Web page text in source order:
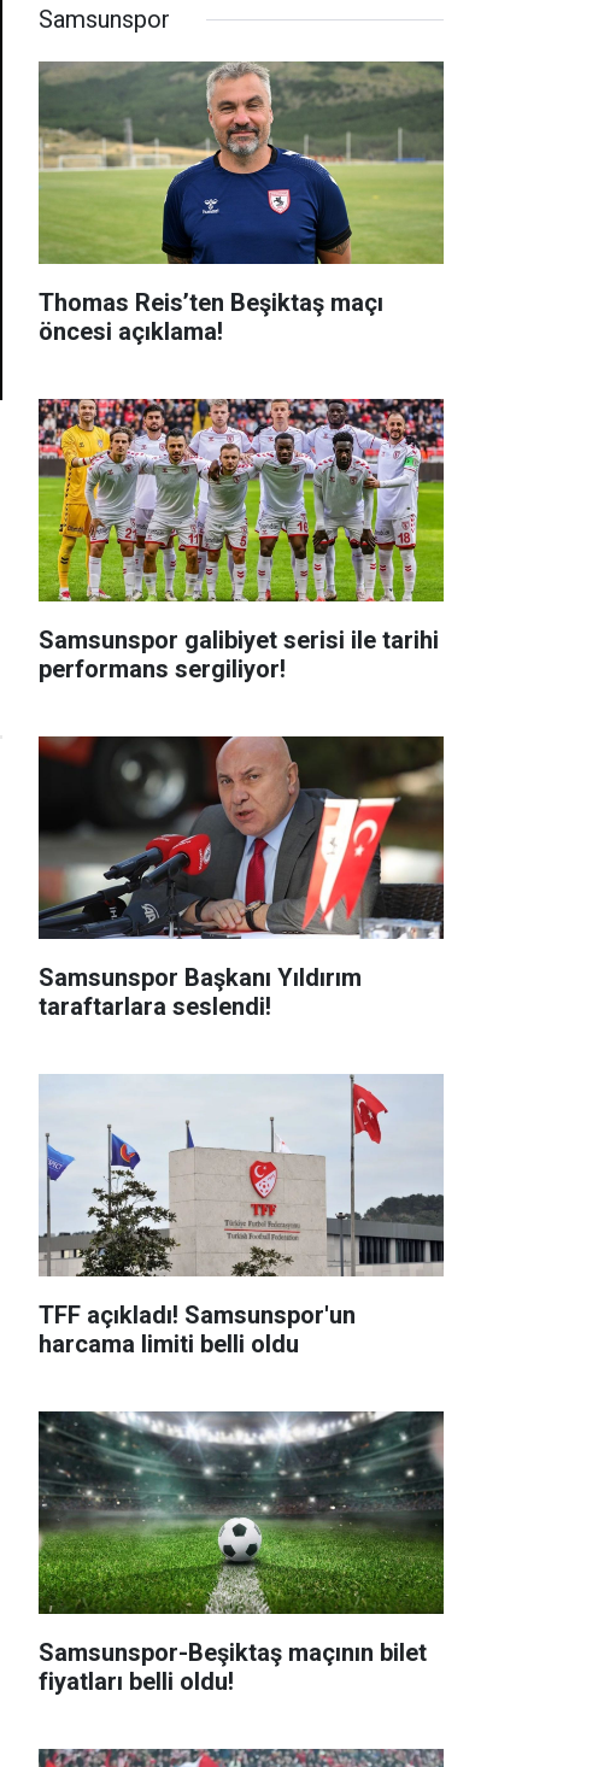
Samsunspor
Thomas Reis’ten Beşiktaş maçı
öncesi açıklama!
Samsunspor galibiyet serisi ile tarihi
performans sergiliyor!
Samsunspor Başkanı Yıldırım
taraftarlara seslendi!
TFF açıkladı! Samsunspor'un
harcama limiti belli oldu
Samsunspor-Beşiktaş maçının bilet
fiyatları belli oldu!